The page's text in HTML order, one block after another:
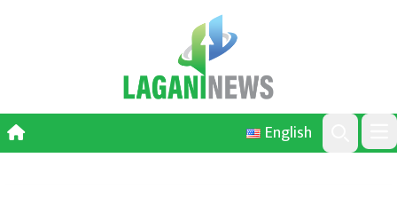
English
Search